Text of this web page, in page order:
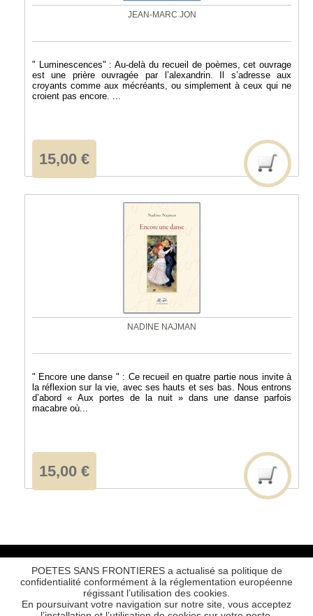
POETES SANS FRONTIERES a actualisé sa politique de
confidentialité conformément à la réglementation européenne
régissant l’utilisation des cookies.
En poursuivant votre navigation sur notre site, vous acceptez
JEAN-MARC JON
" Luminescences" : Au-delà du recueil de poèmes, cet ouvrage
est une prière ouvragée par l’alexandrin. Il s’adresse aux
croyants comme aux mécréants, ou simplement à ceux qui ne
croient pas encore. ...
15,00 €
NADINE NAJMAN
" Encore une danse " : Ce recueil en quatre partie nous invite à
la réflexion sur la vie, avec ses hauts et ses bas. Nous entrons
d’abord « Aux portes de la nuit » dans une danse parfois
macabre où...
15,00 €
Informations Légales| ABC DEv. 1.6.9
Réalisé par